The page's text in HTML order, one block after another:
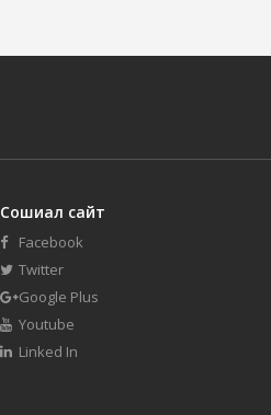
Сошиал сайт
Facebook
Twitter
Google Plus
Youtube
Linked In